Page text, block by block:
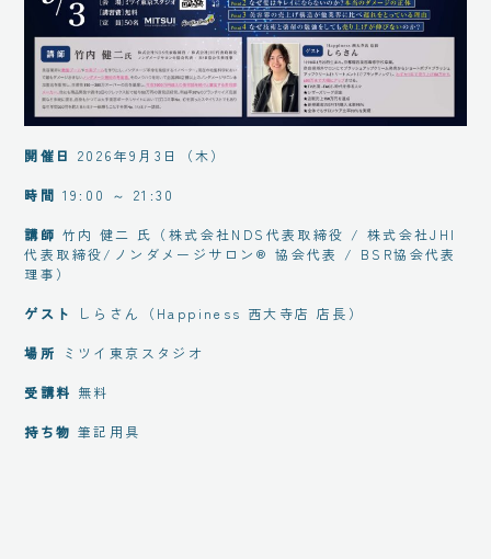
開催日 2026年9月3日（木）
時間 19:00 ～ 21:30
講師 竹内 健二 氏 （株式会社NDS代表取締役 / 株式会社JHI
代表取締役/ノンダメージサロン® 協会代表 / BSR協会代表
理事）
ゲスト しらさん（Happiness 西大寺店 店長）
場所 ミツイ東京スタジオ
受講料 無料
持ち物 筆記用具